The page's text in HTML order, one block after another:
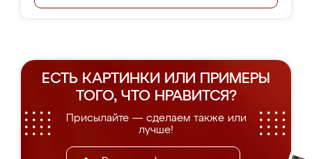
ЕСТЬ КАРТИНКИ ИЛИ ПРИМЕРЫ
ТОГО, ЧТО НРАВИТСЯ?
Присылайте — сделаем также или
лучше!